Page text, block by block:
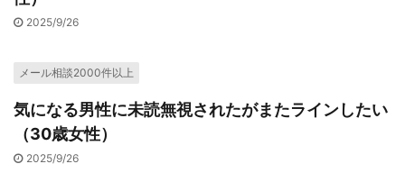
2025/9/26
メール相談2000件以上
気になる男性に未読無視されたがまたラインしたい
（30歳女性）
2025/9/26